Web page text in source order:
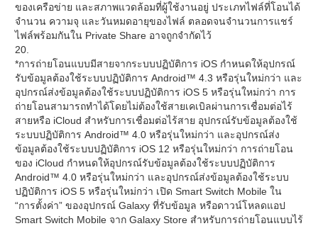
ของเครือข่าย และสภาพแวดล้อมที่ผู้ใช้งานอยู่ ประเภทไฟล์ที่โอนได้
จำนวน ความจุ และวันหมดอายุของไฟล์ ตลอดจนจำนวนการแชร์
ไฟล์พร้อมกันใน Private Share อาจถูกจำกัดไว้
20.
*การถ่ายโอนแบบมีสายจากระบบปฏิบัติการ iOS กำหนดให้อุปกรณ์
รับข้อมูลต้องใช้ระบบปฏิบัติการ Android™ 4.3 หรือรุ่นใหม่กว่า และ
อุปกรณ์ส่งข้อมูลต้องใช้ระบบปฏิบัติการ iOS 5 หรือรุ่นใหม่กว่า การ
ถ่ายโอนสามารถทำได้โดยไม่ต้องใช้สายเคเบิลผ่านการเชื่อมต่อไร้
สายหรือ iCloud สำหรับการเชื่อมต่อไร้สาย อุปกรณ์รับข้อมูลต้องใช้
ระบบปฏิบัติการ Android™ 4.0 หรือรุ่นใหม่กว่า และอุปกรณ์ส่ง
ข้อมูลต้องใช้ระบบปฏิบัติการ iOS 12 หรือรุ่นใหม่กว่า การถ่ายโอน
ของ iCloud กำหนดให้อุปกรณ์รับข้อมูลต้องใช้ระบบปฏิบัติการ
Android™ 4.0 หรือรุ่นใหม่กว่า และอุปกรณ์ส่งข้อมูลต้องใช้ระบบ
ปฏิบัติการ iOS 5 หรือรุ่นใหม่กว่า เปิด Smart Switch Mobile ใน
“การตั้งค่า” ของอุปกรณ์ Galaxy ที่รับข้อมูล หรือดาวน์โหลดแอป
Smart Switch Mobile จาก Galaxy Store สำหรับการถ่ายโอนแบบไร้